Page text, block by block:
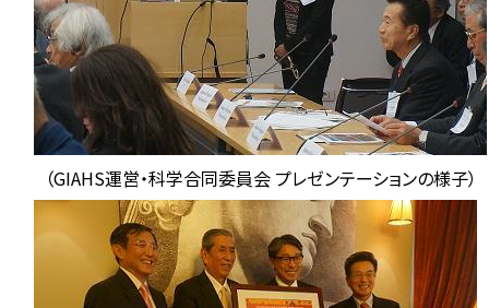
（GIAHS運営・科学合同委員会 プレゼンテーションの様子）